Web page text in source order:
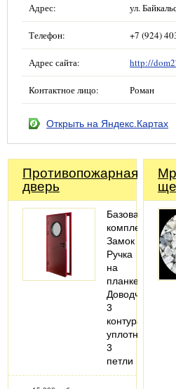
Адрес: ул.
Телефон: +7 (924)
Адрес сайта: http://
Контактное лицо: Роман
Открыть на Яндекс.Картах
Противопожарная
дверь
Базовая
комплектация:
Замок
Ручка
на
планке
Доводчик
3
контура
уплотнения
3
петли